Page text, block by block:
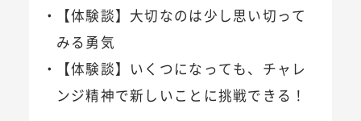
【体験談】大切なのは少し思い切って
みる勇気
【体験談】いくつになっても、チャレ
ンジ精神で新しいことに挑戦できる！